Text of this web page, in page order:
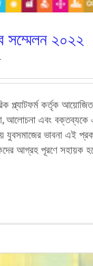
সম্মেলন ২০২২
প্ল্যাটফর্ম কর্তৃক
আলোচনা এবং
যুবসমাজের ভাবনা এই
আগ্রহ পূরণে সহায়ক